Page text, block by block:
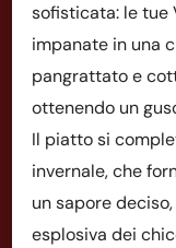
sofisticata: le tue
impanate in una
pangrattato e
ottenendo un
Il piatto si
invernale, che
un sapore
esplosiva dei